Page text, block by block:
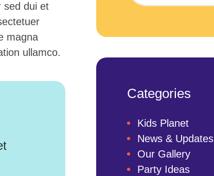
sed dui et
magna
ullamco.
Categories
Kids Planet
News & Updates
Our Gallery
Party Ideas